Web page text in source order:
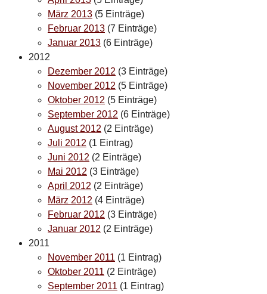
März 2013 (5 Einträge)
Februar 2013 (7 Einträge)
Januar 2013 (6 Einträge)
2012
Dezember 2012 (3 Einträge)
November 2012 (5 Einträge)
Oktober 2012 (5 Einträge)
September 2012 (6 Einträge)
August 2012 (2 Einträge)
Juli 2012 (1 Eintrag)
Juni 2012 (2 Einträge)
Mai 2012 (3 Einträge)
April 2012 (2 Einträge)
März 2012 (4 Einträge)
Februar 2012 (3 Einträge)
Januar 2012 (2 Einträge)
2011
November 2011 (1 Eintrag)
Oktober 2011 (2 Einträge)
September 2011 (1 Eintrag)